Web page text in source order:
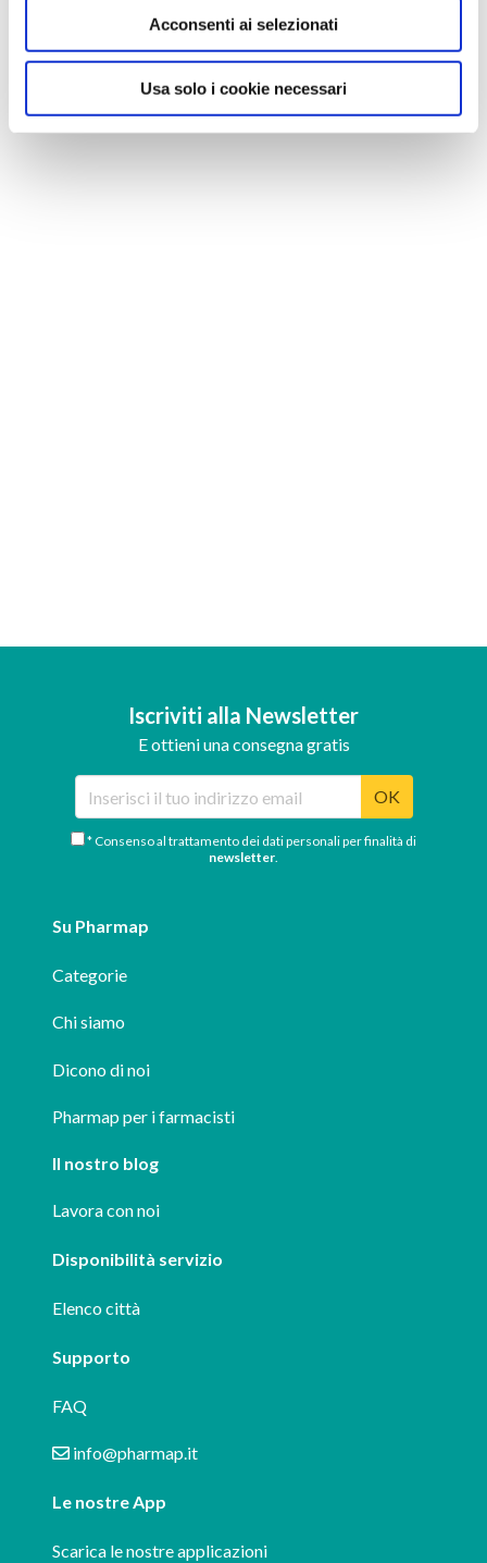
Acconsenti ai selezionati
Usa solo i cookie necessari
Iscriviti alla Newsletter
E ottieni una consegna gratis
OK
* Consenso al trattamento dei dati personali per finalità di
newsletter.
Su Pharmap
Categorie
Chi siamo
Dicono di noi
Pharmap per i farmacisti
Il nostro blog
Lavora con noi
Disponibilità servizio
Elenco città
Supporto
FAQ
info@pharmap.it
Le nostre App
Scarica le nostre applicazioni